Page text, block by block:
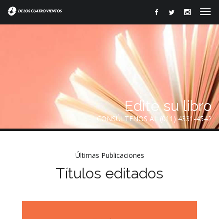
Edite su libro
CONSÚLTENOS AL (011) 4331-4542
Últimas Publicaciones
Títulos editados